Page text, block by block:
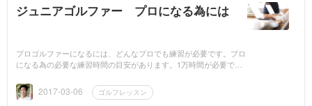
ジュニアゴルファー プロになる為には
プロゴルファーになるには、どんなプロでも練習が必要です。プロ
になる為の必要な練習時間の目安があります。1万時間が必要であ
ロ...
2017-03-06 ゴルフレッスン